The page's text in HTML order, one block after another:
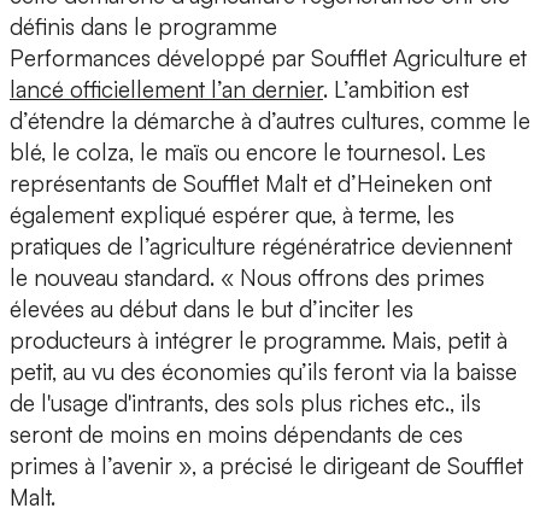
définis dans le programme
Performances développé par Soufflet Agriculture et
lancé officiellement l’an dernier. L’ambition est
d’étendre la démarche à d’autres cultures, comme le
blé, le colza, le maïs ou encore le tournesol. Les
représentants de Soufflet Malt et d’Heineken ont
également expliqué espérer que, à terme, les
pratiques de l’agriculture régénératrice deviennent
le nouveau standard. « Nous offrons des primes
élevées au début dans le but d’inciter les
producteurs à intégrer le programme. Mais, petit à
petit, au vu des économies qu’ils feront via la baisse
de l'usage d'intrants, des sols plus riches etc., ils
seront de moins en moins dépendants de ces
primes à l’avenir », a précisé le dirigeant de Soufflet
Malt.